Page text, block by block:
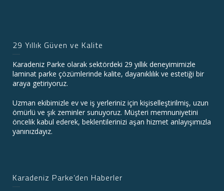
29 Yıllık Güven ve Kalite
Karadeniz Parke olarak sektördeki 29 yıllık deneyimimizle
laminat parke çözümlerinde kalite, dayanıklılık ve estetiği bir
araya getiriyoruz.
Uzman ekibimizle ev ve iş yerleriniz için kişiselleştirilmiş, uzun
ömürlü ve şık zeminler sunuyoruz. Müşteri memnuniyetini
öncelik kabul ederek, beklentilerinizi aşan hizmet anlayışımızla
yanınızdayız.
Karadeniz Parke’den Haberler